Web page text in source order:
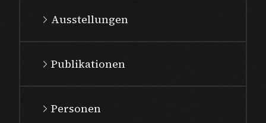
Ausstellungen
Publikationen
Personen